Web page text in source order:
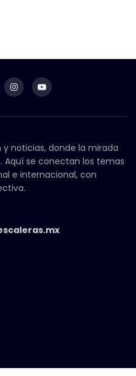
y noticias, donde la mirada
se conectan los temas
e internacional, con